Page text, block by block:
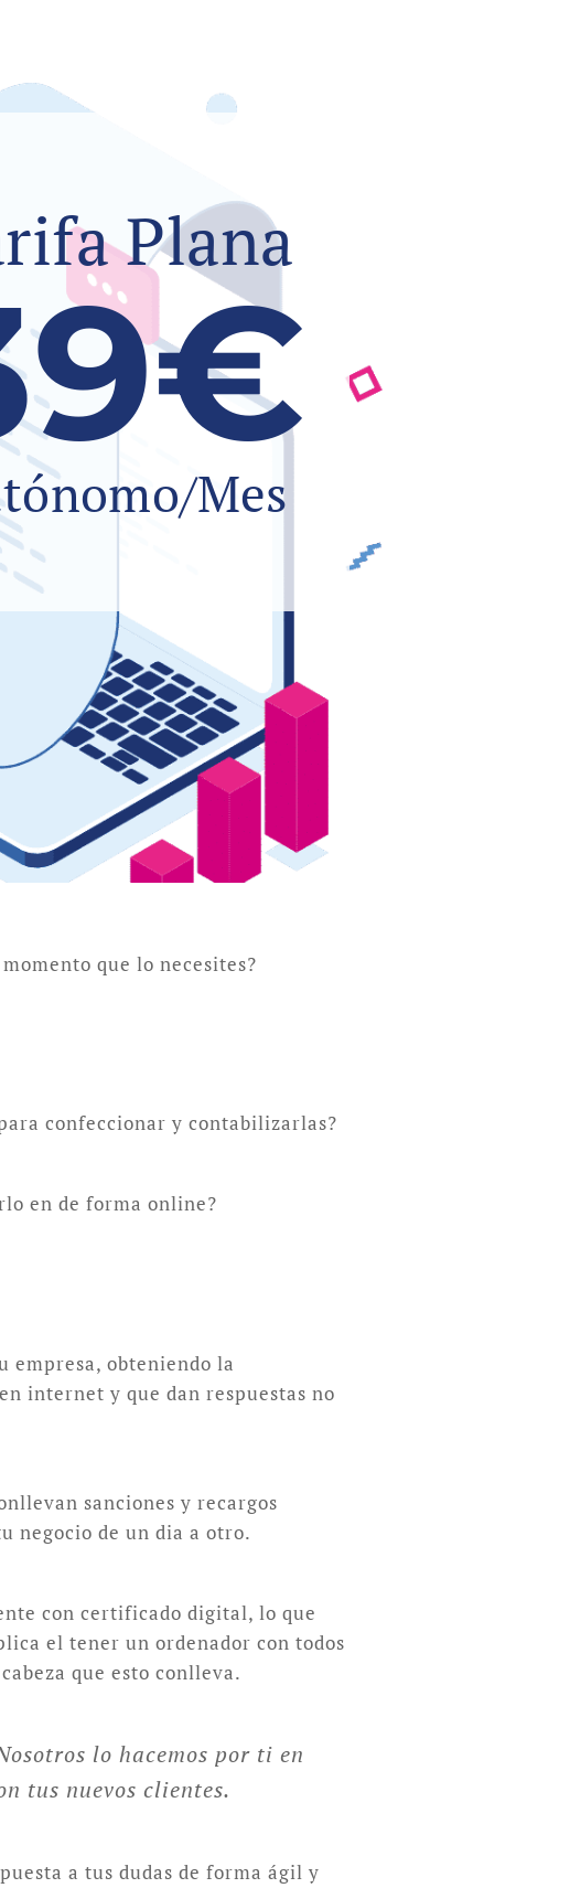
Plana
Mes
que lo necesites?
confeccionar y contabilizarlas?
en de forma online?
empresa, obteniendo la
internet y que dan respuestas no
sanciones y recargos
negocio de un dia a otro.
con certificado digital, lo que
el tener un ordenador con todos
que esto conlleva.
lo hacemos por ti en
tus nuevos clientes.
a tus dudas de forma ágil y